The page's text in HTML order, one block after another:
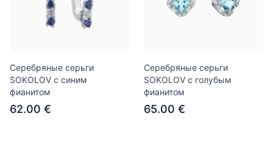
Серебряные серьги
SOKOLOV с синим
фианитом
62.00 €
Серебряные серьги
SOKOLOV с голубым
фианитом
65.00 €